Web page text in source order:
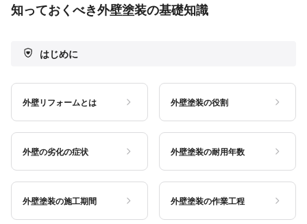
知っておくべき外壁塗装の基礎知識
はじめに
外壁リフォームとは 外壁塗装の役割
外壁の劣化の症状 外壁塗装の耐用年数
外壁塗装の施工期間 外壁塗装の作業工程